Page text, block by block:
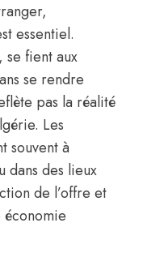
essentiel.
se fient aux
se rendre
pas la réalité
Les
souvent à
dans des lieux
de l’offre et